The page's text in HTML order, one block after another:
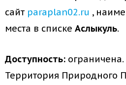
сайт paraplan02.ru ,
места в списке Аслыкуль.
Доступность:ограничена.
Территория Природного